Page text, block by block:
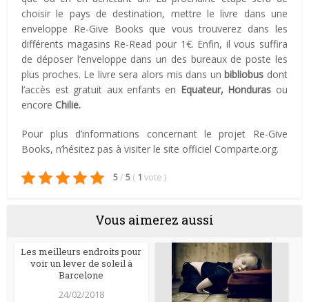
choisir le pays de destination, mettre le livre dans une
enveloppe Re-Give Books que vous trouverez dans les
différents magasins Re-Read pour 1€. Enfin, il vous suffira
de déposer l’enveloppe dans un des bureaux de poste les
plus proches. Le livre sera alors mis dans un bibliobus dont
l’accès est gratuit aux enfants en Equateur, Honduras ou
encore Chilie.
Pour plus d’informations concernant le projet Re-Give
Books, n’hésitez pas à visiter le site officiel Comparte.org.
5/ 5 ( 1 vote )
Vous aimerez aussi
Les meilleurs endroits pour
voir un lever de soleil à
Barcelone
24/02/2018